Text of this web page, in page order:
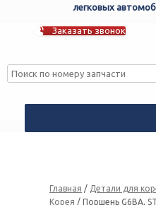
легковых
Заказать звонок
Главная / Детали для
Корея / Поршень G6BA,